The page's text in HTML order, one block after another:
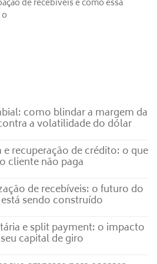
de recebíveis e como essa
como blindar a margem da
a volatilidade do dólar
recuperação de crédito: o que
cliente não paga
de recebíveis: o futuro do
sendo construído
e split payment: o impacto
capital de giro